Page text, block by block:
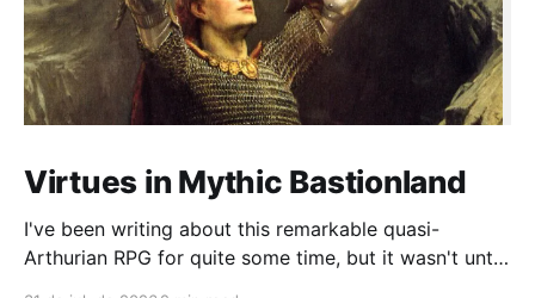
Virtues in Mythic Bastionland
I've been writing about this remarkable quasi-
Arthurian RPG for quite some time, but it wasn't until